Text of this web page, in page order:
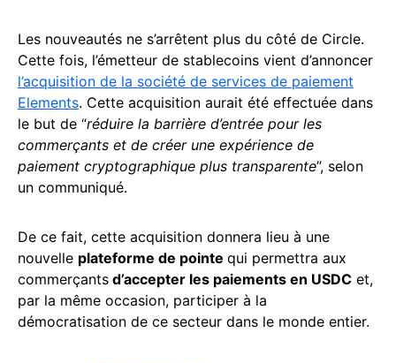
Les nouveautés ne s’arrêtent plus du côté de Circle.
Cette fois, l’émetteur de stablecoins vient d’annoncer
l’acquisition de la société de services de paiement
Elements. Cette acquisition aurait été effectuée dans
le but de “réduire la barrière d’entrée pour les
commerçants et de créer une expérience de
paiement cryptographique plus transparente”, selon
un communiqué.
De ce fait, cette acquisition donnera lieu à une
nouvelle plateforme de pointe qui permettra aux
commerçants d’accepter les paiements en USDC et,
par la même occasion, participer à la
démocratisation de ce secteur dans le monde entier.